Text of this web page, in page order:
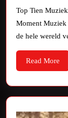
Je
Top Tien
Moment Muziek
de hele wereld
Read More